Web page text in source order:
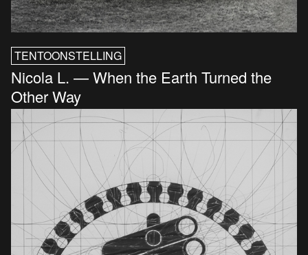
TENTOONSTELLING
Nicola L. — When the Earth Turned the
Other Way